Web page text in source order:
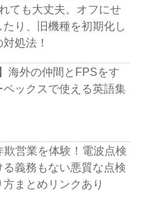
ても大丈夫。オフにせ
り、旧機種を初期化し
処法！
海外の仲間とFPSをす
ペックスで使える英語集
欺営業を体験！電波点検
義務もない悪質な点検
まとめリンクあり